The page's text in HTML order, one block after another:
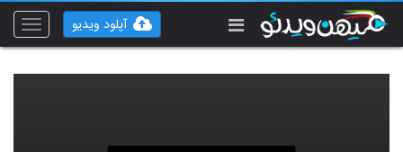
Toggle
آپلود ویدیو